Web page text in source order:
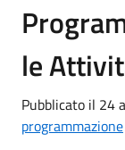
le
Pubblicato il 24
programmazione